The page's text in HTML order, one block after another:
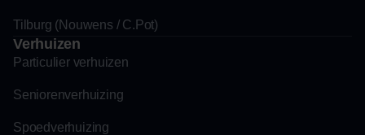
Tilburg (Nouwens / C.Pot)
Verhuizen
Particulier verhuizen
Seniorenverhuizing
Spoedverhuizing